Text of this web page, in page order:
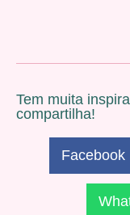
Tem muita
compartilha!
Facebook